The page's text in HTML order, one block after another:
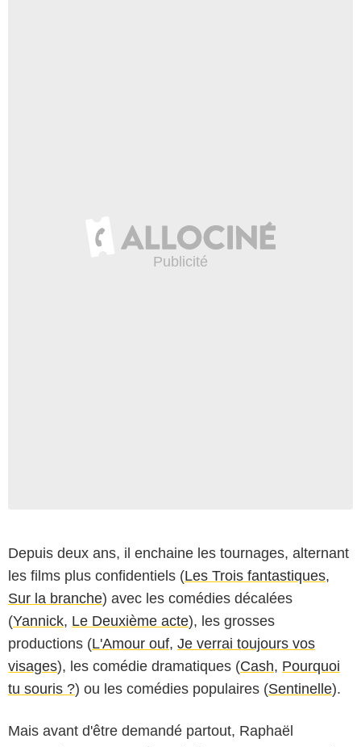
Depuis deux ans, il enchaine les tournages, alternant
les films plus confidentiels (Les Trois fantastiques,
Sur la branche) avec les comédies décalées
(Yannick, Le Deuxième acte), les grosses
productions (L'Amour ouf, Je verrai toujours vos
visages), les comédie dramatiques (Cash, Pourquoi
tu souris ?) ou les comédies populaires (Sentinelle).
Mais avant d'être demandé partout, Raphaël